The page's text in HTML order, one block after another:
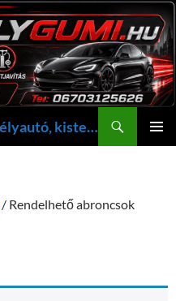
Gergely Gumi Miskolc személyautó, kisteherautó gumi szerelés javítás +36703125626 NON-STOP ügyelet, gergelygumi@gergelygumi.hu
/ Rendelhető abroncsok